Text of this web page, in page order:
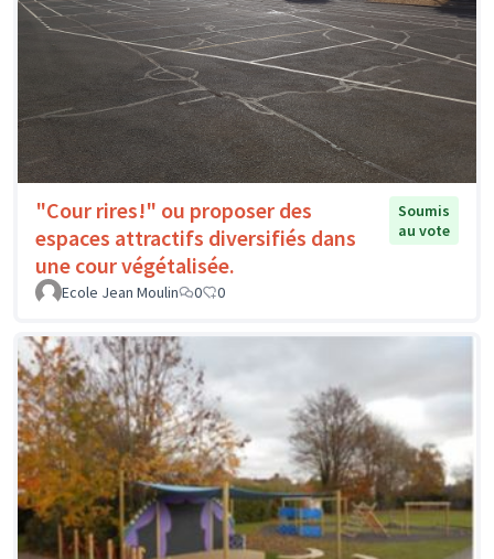
"Cour rires!" ou proposer des
espaces attractifs diversifiés dans
une cour végétalisée.
Soumis
au vote
Ecole Jean Moulin 0 0